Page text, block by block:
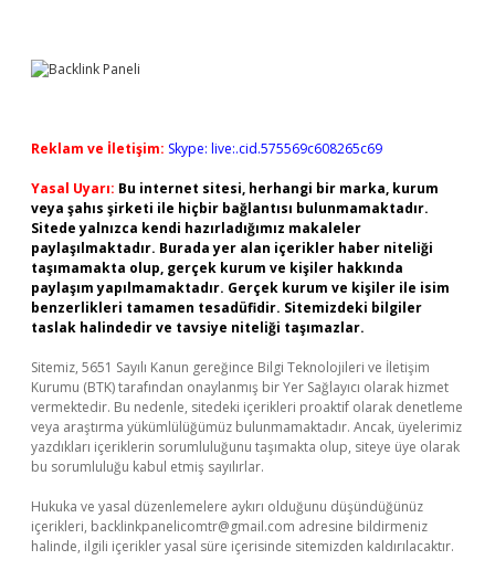
Reklam ve İletişim: Skype: live:.cid.575569c608265c69
Yasal Uyarı: Bu internet sitesi, herhangi bir marka, kurum
veya şahıs şirketi ile hiçbir bağlantısı bulunmamaktadır.
Sitede yalnızca kendi hazırladığımız makaleler
paylaşılmaktadır. Burada yer alan içerikler haber niteliği
taşımamakta olup, gerçek kurum ve kişiler hakkında
paylaşım yapılmamaktadır. Gerçek kurum ve kişiler ile isim
benzerlikleri tamamen tesadüfidir. Sitemizdeki bilgiler
taslak halindedir ve tavsiye niteliği taşımazlar.
Sitemiz, 5651 Sayılı Kanun gereğince Bilgi Teknolojileri ve İletişim
Kurumu (BTK) tarafından onaylanmış bir Yer Sağlayıcı olarak hizmet
vermektedir. Bu nedenle, sitedeki içerikleri proaktif olarak denetleme
veya araştırma yükümlülüğümüz bulunmamaktadır. Ancak, üyelerimiz
yazdıkları içeriklerin sorumluluğunu taşımakta olup, siteye üye olarak
bu sorumluluğu kabul etmiş sayılırlar.
Hukuka ve yasal düzenlemelere aykırı olduğunu düşündüğünüz
içerikleri, backlinkpanelicomtr@gmail.com adresine bildirmeniz
halinde, ilgili içerikler yasal süre içerisinde sitemizden kaldırılacaktır.